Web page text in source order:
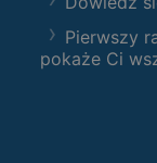
Pierwszy
pokaże Ci